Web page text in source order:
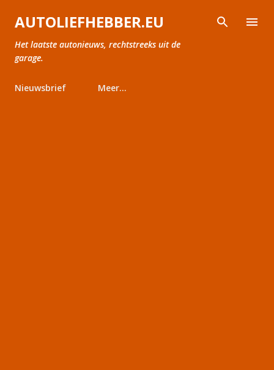
Doorgaan naar hoofdcontent
AUTOLIEFHEBBER.EU
Het laatste autonieuws, rechtstreeks uit de
garage.
Nieuwsbrief Meer…